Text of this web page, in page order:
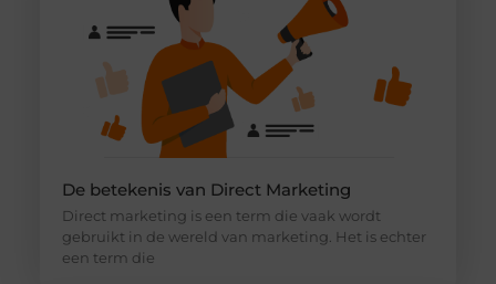
De betekenis van Direct Marketing
Direct marketing is een term die vaak wordt
gebruikt in de wereld van marketing. Het is echter
een term die